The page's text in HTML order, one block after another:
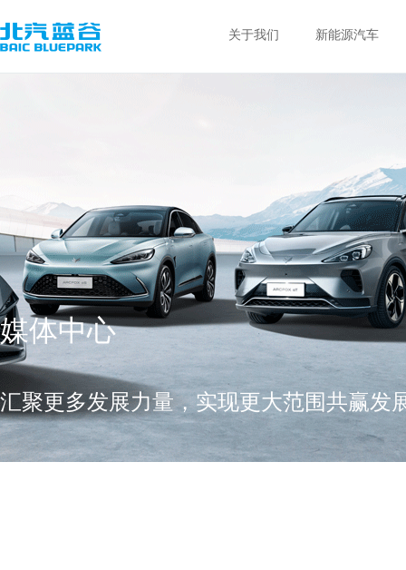
关于我们 新能源汽车
媒体中心
汇聚更多发展力量，实现更大范围共赢发